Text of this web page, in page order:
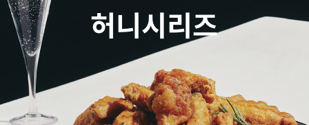
허니시리즈